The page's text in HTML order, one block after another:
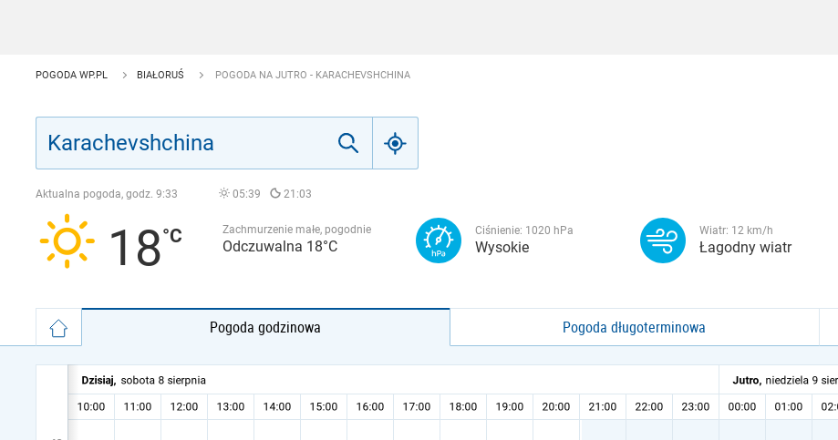
POGODA WP.PL BIAŁORUŚ POGODA NA JUTRO - KARACHEVSHCHINA
Aktualna pogoda, godz. 9:33 05:39 21:03
18 Zachmurzenie małe, pogodnie
Odczuwalna 18°C
Ciśnienie: 1020 hPa
Wysokie
Wiatr: 12 km/h
Łagodny wiatr
Pogoda godzinowa Pogoda długoterminowa